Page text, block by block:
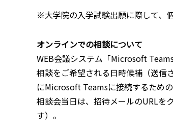
※大学院の入学試験出願に際して、
オンラインでの相談について
WEB会議システム「Microsoft
相談をご希望される日時候補（送信
にMicrosoft Teamsに接続するため
相談会当日は、招待メールのURLを
す）。